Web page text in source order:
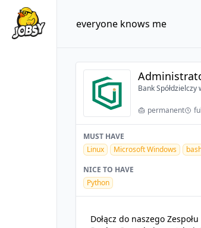
everyone knows me
Bank Spółdzielczy
permanent
MUST HAVE
Linux
Microsoft Windows
NICE TO HAVE
Python
Dołącz do naszego